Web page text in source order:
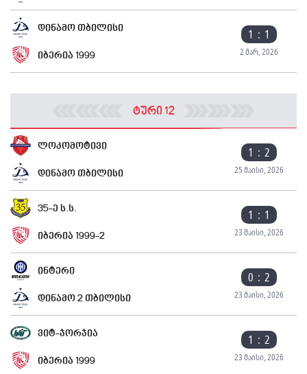
დინამო თბილისი 1 : 1
2 მარ, 2026
იბერია 1999
ტური 12
ლოკომოტივი 1 : 2
25 მაისი, 2026
დინამო თბილისი
35-ე ს.ს. 1 : 1
23 მაისი, 2026
იბერია 1999-2
ინტერი 0 : 2
23 მაისი, 2026
დინამო 2 თბილისი
ვიტ-ჯორჯია 1 : 2
23 მაისი, 2026
იბერია 1999